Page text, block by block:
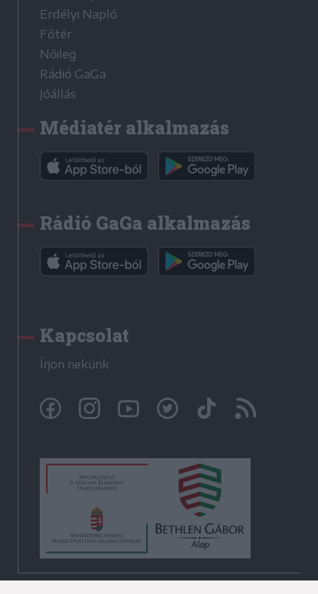
Erdélyi Napló
Főtér
Nőileg
Rádió GaGa
Jóállás
Médiatér alkalmazás
Rádió GaGa alkalmazás
Kapcsolat
Írjon nekünk